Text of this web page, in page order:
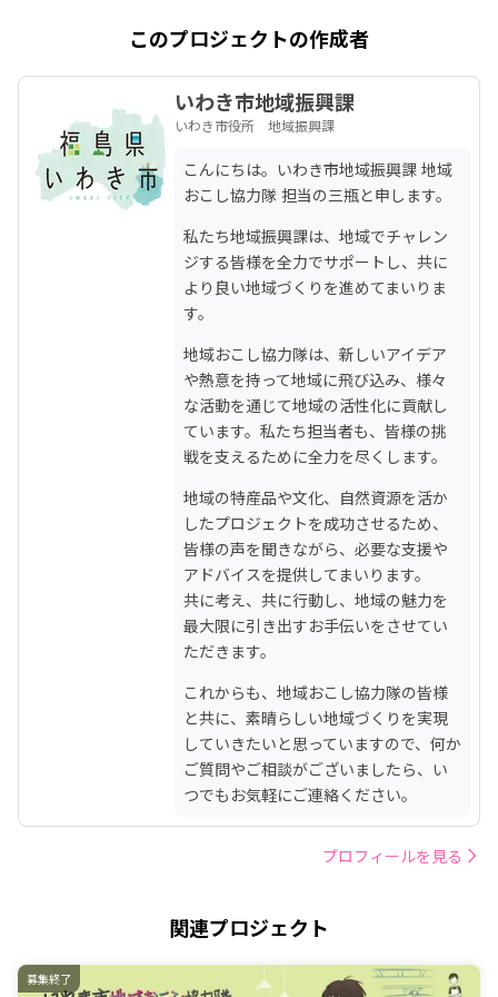
このプロジェクトの作成者
いわき市地域振興課
いわき市役所 地域振興課
こんにちは。いわき市地域振興課 地域
おこし協力隊 担当の三瓶と申します。
私たち地域振興課は、地域でチャレン
ジする皆様を全力でサポートし、共に
より良い地域づくりを進めてまいりま
す。
地域おこし協力隊は、新しいアイデア
や熱意を持って地域に飛び込み、様々
な活動を通じて地域の活性化に貢献し
ています。私たち担当者も、皆様の挑
戦を支えるために全力を尽くします。
地域の特産品や文化、自然資源を活か
したプロジェクトを成功させるため、
皆様の声を聞きながら、必要な支援や
アドバイスを提供してまいります。
共に考え、共に行動し、地域の魅力を
最大限に引き出すお手伝いをさせてい
ただきます。
これからも、地域おこし協力隊の皆様
と共に、素晴らしい地域づくりを実現
していきたいと思っていますので、何か
ご質問やご相談がございましたら、い
つでもお気軽にご連絡ください。
プロフィールを見る
関連プロジェクト
募集終了